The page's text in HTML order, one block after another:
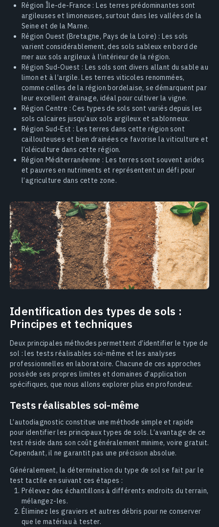
Région Île-de-France : Les terres prédominantes sont
argileuses et limoneuses, surtout dans les vallées de la
Seine et de la Marne.
Région Ouest (Bretagne, Pays de la Loire) : Les sols
varient considérablement, des sols sableux en bord de
mer aux sols argileux à l’intérieur de la région.
Région Sud-Ouest : Les sols sont divers allant du sable au
limon et à l’argile. Les terres viticoles renommées,
comme celles de la région bordelaise, se démarquent par
leur excellent drainage, idéal pour cultiver la vigne.
Région Centre : Ces types de sols sont variés depuis les
sols calcaires jusqu’aux sols argileux et sablonneux.
Région Sud-Est : Les terres dans cette région sont
caillouteuses et bien drainées ce favorise la viticulture et
l’oléiculture dans cette région.
Région Méditerranéenne : Les terres sont souvent arides
et pauvres en nutriments et représentent un défi pour
l’agriculture dans cette zone.
Identification des types de sols :
Principes et techniques
Deux principales méthodes permettent d’identifier le type de
sol : les tests réalisables soi-même et les analyses
professionnelles en laboratoire. Chacune de ces approches
possède ses propres limites et domaines d’application
spécifiques, que nous allons explorer plus en profondeur.
Tests réalisables soi-même
L’autodiagnostic constitue une méthode simple et rapide
pour identifier les principaux types de sols. L’avantage de ce
test réside dans son coût généralement minime, voire gratuit.
Cependant, il ne garantit pas une précision absolue.
Généralement, la détermination du type de sol se fait par le
test tactile en suivant ces étapes :
Prélevez des échantillons à différents endroits du terrain,
mélangez-les.
Éliminez les graviers et autres débris pour ne conserver
que le matériau à tester.